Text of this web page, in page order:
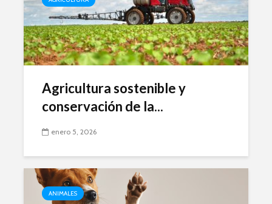
Agricultura sostenible y
conservación de la...
enero 5, 2026
ANIMALES